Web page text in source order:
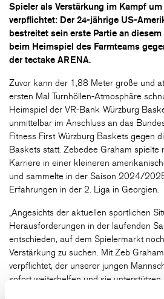
Spieler als Verstärkung im Kampf
verpflichtet: Der 24-jährige US-
bestreitet sein erste Partie an
beim Heimspiel des Farmteams
der tectake ARENA.
Zuvor kann der 1,88 Meter große und
ersten Mal Turnhöllen-Atmosphäre
Heimspiel der VR-Bank Würzburg
unmittelbar im Anschluss an das
Fitness First Würzburg Baskets gegen
Baskets statt. Zebedee Graham spielte
Karriere in einer kleineren
und sammelte in der Saison 2024/
Erfahrungen in der 2. Liga in Georgien.
„Angesichts der aktuellen sportlichen
Herausforderungen in der laufenden
entschieden, auf dem Spielermarkt
Verstärkung zu suchen. Mit Zeb
verpflichtet, der unserer jungen
sofort weiterhelfen und sie unterstützen
hoher Geschwindigkeit und einem